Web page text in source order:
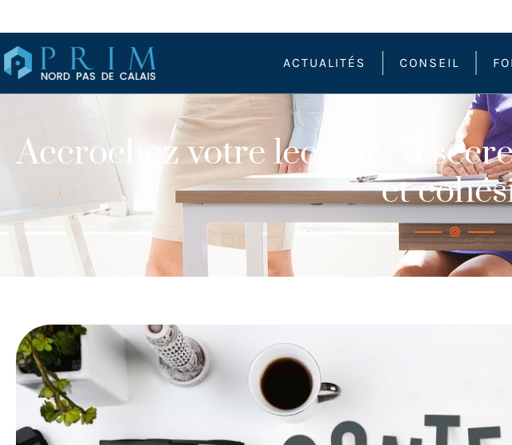
ACTUALITÉS CONSEIL
Accrochez votre lecteur : 3
et